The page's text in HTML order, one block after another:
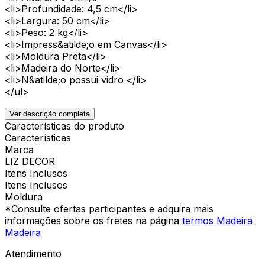
<li>Profundidade: 4,5 cm</li>
<li>Largura: 50 cm</li>
<li>Peso: 2 kg</li>
<li>Impress&atilde;o em Canvas</li>
<li>Moldura Preta</li>
<li>Madeira do Norte</li>
<li>N&atilde;o possui vidro </li>
</ul>
Ver descrição completa
Características do produto
Características
Marca
LIZ DECOR
Itens Inclusos
Itens Inclusos
Moldura
*Consulte ofertas participantes e adquira mais
informações sobre os fretes na página termos Madeira
Madeira
Atendimento